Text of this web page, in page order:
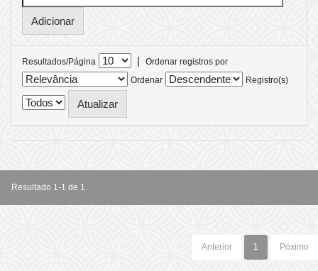
Resultados/Página |
Ordenar registros por
Ordenar
Registro(s)
Resultado 1-1 de 1.
Anterior 1 Póximo